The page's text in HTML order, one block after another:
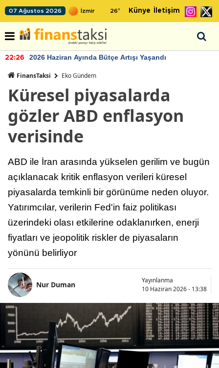
07 Ağustos 2026 26° Künye İletişim
22:26 2026 Haziran Ayında Bütçe Artışı Yaşandı
FinansTaksi Eko Gündem
Küresel piyasalarda
gözler ABD enflasyon
verisinde
ABD ile İran arasında yükselen gerilim ve bugün
açıklanacak kritik enflasyon verileri küresel
piyasalarda temkinli bir görünüme neden oluyor.
Yatırımcılar, verilerin Fed'in faiz politikası
üzerindeki olası etkilerine odaklanırken, enerji
fiyatları ve jeopolitik riskler de piyasaların
yönünü belirliyor
Nur Duman
Yayınlanma
10 Haziran 2026 - 13:38